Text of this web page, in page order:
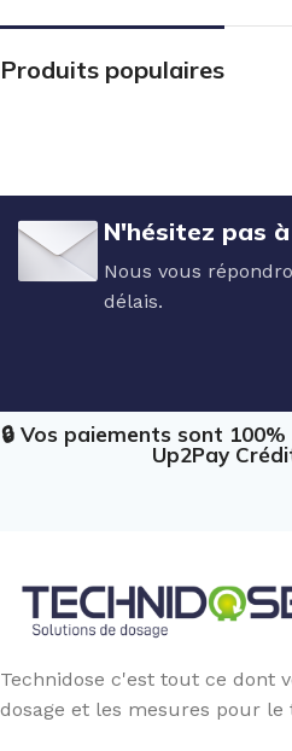
Produits populaires
N'hésitez pas
Nous vous
délais.
🔒 Vos paiements sont
Up2Pay
Technidose c'est tout ce dont
dosage et les mesures pour